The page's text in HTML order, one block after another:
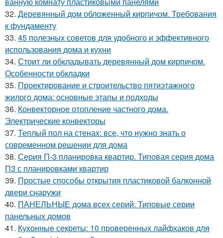
32. Деревянный дом обложенный кирпичом. Требования
к фундаменту
33. 45 полезных советов для удобного и эффективного
использования дома и кухни
34. Стоит ли обкладывать деревянный дом кирпичом.
Особенности обкладки
35. Проектирование и строительство пятиэтажного
жилого дома: основные этапы и подходы
36. Конвекторное отопление частного дома.
Электрические конвекторы
37. Теплый пол на стенах: все, что нужно знать о
современном решении для дома
38. Серия П-3 планировка квартир. Типовая серия дома
П3 с планировками квартир
39. Простые способы открытия пластиковой балконной
двери снаружи
40. ПАНЕЛЬНЫЕ дома всех серий. Типовые серии
панельных домов
41. Кухонные секреты: 10 проверенных лайфхаков для